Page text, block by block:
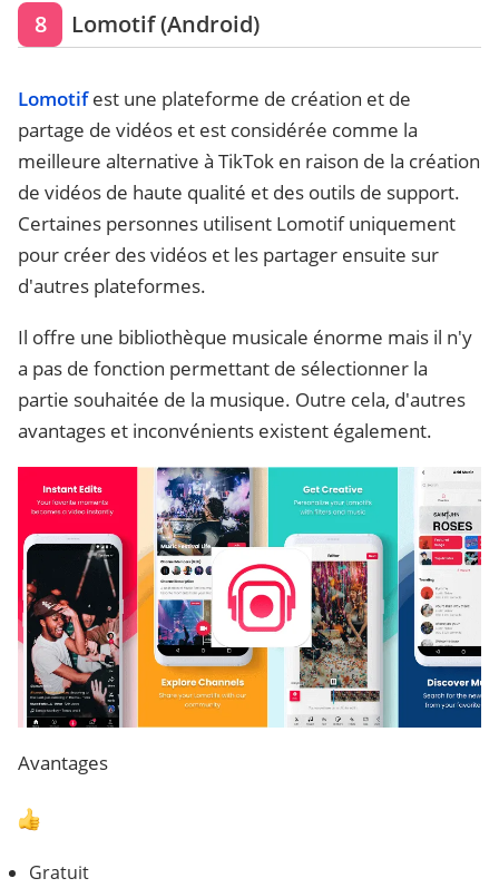
8 Lomotif (Android)
Lomotifest une plateforme de création et de
partage de vidéos et est considérée comme la
meilleure alternative à TikTok en raison de la création
de vidéos de haute qualité et des outils de support.
Certaines personnes utilisent Lomotif uniquement
pour créer des vidéos et les partager ensuite sur
d'autres plateformes.
Il offre une bibliothèque musicale énorme mais il n'y
a pas de fonction permettant de sélectionner la
partie souhaitée de la musique. Outre cela, d'autres
avantages et inconvénients existent également.
Avantages
Gratuit